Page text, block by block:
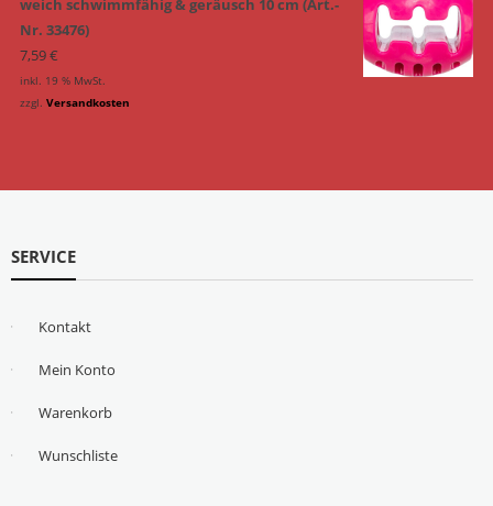
weich schwimmfähig & geräusch 10 cm (Art.-
Nr. 33476)
7,59€
inkl. 19 % MwSt.
zzgl. Versandkosten
SERVICE
Kontakt
Mein Konto
Warenkorb
Wunschliste